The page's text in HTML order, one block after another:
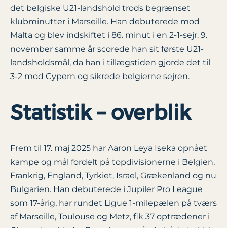
det belgiske U21-landshold trods begrænset
klubminutter i Marseille. Han debuterede mod
Malta og blev indskiftet i 86. minut i en 2-1-sejr. 9.
november samme år scorede han sit første U21-
landsholdsmål, da han i tillægstiden gjorde det til
3-2 mod Cypern og sikrede belgierne sejren.
Statistik – overblik
Frem til 17. maj 2025 har Aaron Leya Iseka opnået
kampe og mål fordelt på topdivisionerne i Belgien,
Frankrig, England, Tyrkiet, Israel, Grækenland og nu
Bulgarien. Han debuterede i Jupiler Pro League
som 17-årig, har rundet Ligue 1-milepælen på tværs
af Marseille, Toulouse og Metz, fik 37 optrædener i